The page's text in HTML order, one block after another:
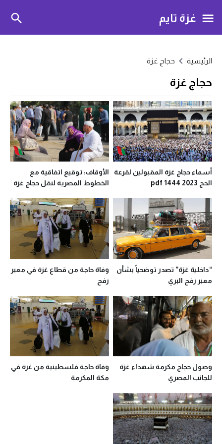
غزة تايم
الرئيسية حجاج غزة
حجاج غزة
أسماء حجاج غزة المقبولين لقرعة
الحج 2023 1444 pdf
الأوقاف: توقيع اتفاقية مع
الخطوط المصرية لنقل حجاج غزة
“داخلية غزة” تصدر توضحياً بشأن
معبر رفح البري
وفاة حاجة من قطاع غزة في معبر
رفح
وصول حجاج مكرمة شهداء غزة
للجانب المصري
وفاة حاجة فلسطينية من غزة في
مكة المكرمة